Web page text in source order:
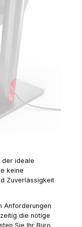
der ideale
keine
Zuverlässigkeit
Anforderungen
die nötige
Sie Ihr Büro